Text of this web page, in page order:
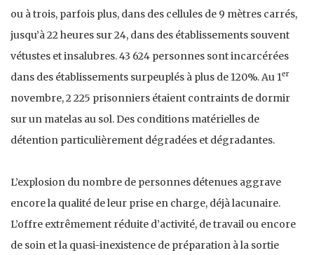
ou à trois, parfois plus, dans des cellules de 9 mètres carrés,
jusqu’à 22 heures sur 24, dans des établissements souvent
vétustes et insalubres. 43 624 personnes sont incarcérées
dans des établissements surpeuplés à plus de 120%. Au 1er
novembre, 2 225 prisonniers étaient contraints de dormir
sur un matelas au sol. Des conditions matérielles de
détention particulièrement dégradées et dégradantes.
L’explosion du nombre de personnes détenues aggrave
encore la qualité de leur prise en charge, déjà lacunaire.
L’offre extrêmement réduite d’activité, de travail ou encore
de soin et la quasi-inexistence de préparation à la sortie